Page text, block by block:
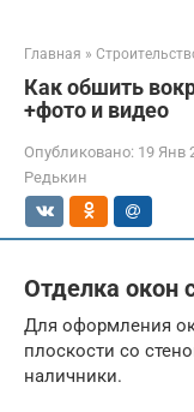
Главная »
Как обшить
+фото и видео
Опубликовано: 19 Янв
Редькин
Отделка окон
Для оформления
плоскости со
наличники.